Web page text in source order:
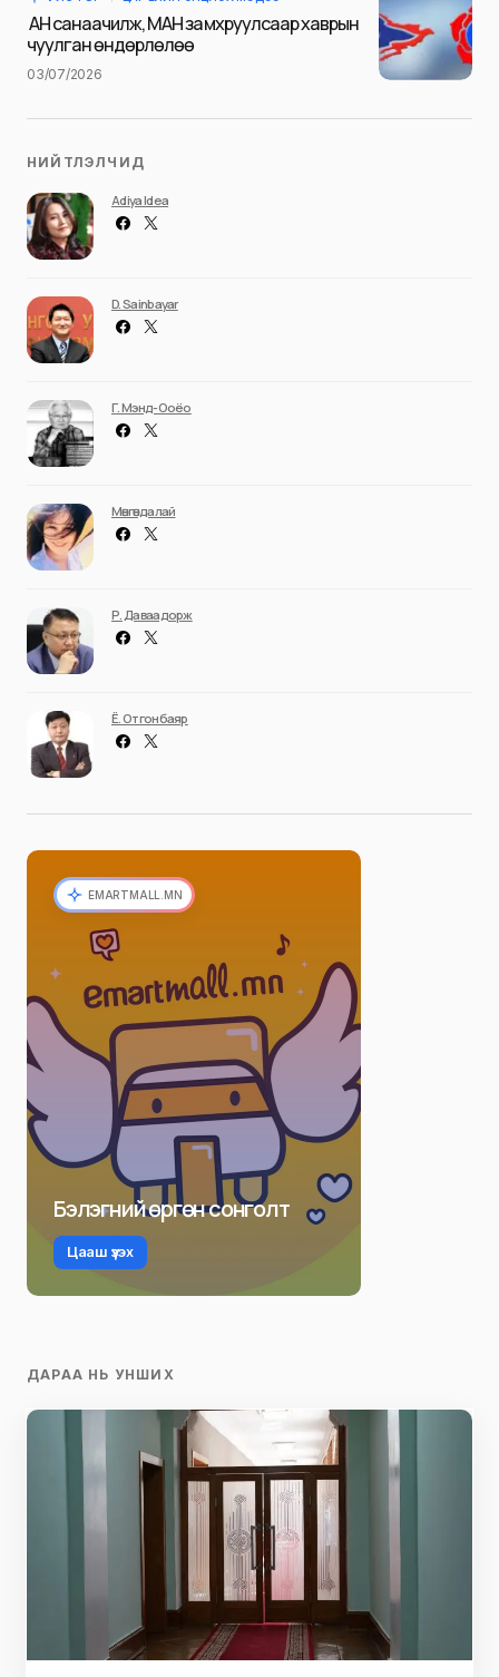
Илгээх
АН санаачилж, МАН замхруулсаар хаврын
чуулган өндөрлөлөө
03/07/2026
НИЙТЛЭЛЧИД
Adiya Idea
D. Sainbayar
Г. Мэнд-Ооёо
Мөнгөндалай
Р. Даваадорж
Ё. Отгонбаяр
EMARTMALL.MN
Бэлэгний өргөн сонголт
Цааш үзэх
ДАРАА НЬ УНШИХ